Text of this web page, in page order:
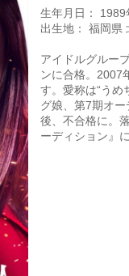
生年月日： 1989
出生地： 福岡県
アイドルグルー
ンに合格。2007
す。愛称は“うめ
グ娘、第7期オ
後、不合格に。
ーディション』